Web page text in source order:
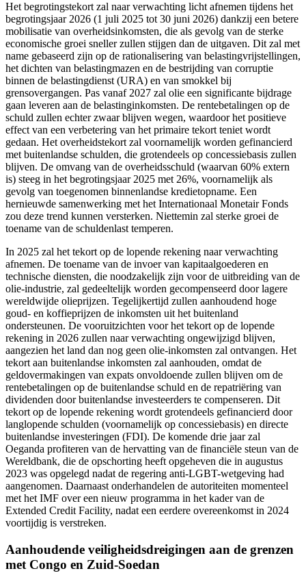
Het begrotingstekort zal naar verwachting licht afnemen tijdens het
begrotingsjaar 2026 (1 juli 2025 tot 30 juni 2026) dankzij een betere
mobilisatie van overheidsinkomsten, die als gevolg van de sterke
economische groei sneller zullen stijgen dan de uitgaven. Dit zal met
name gebaseerd zijn op de rationalisering van belastingvrijstellingen,
het dichten van belastingmazen en de bestrijding van corruptie
binnen de belastingdienst (URA) en van smokkel bij
grensovergangen. Pas vanaf 2027 zal olie een significante bijdrage
gaan leveren aan de belastinginkomsten. De rentebetalingen op de
schuld zullen echter zwaar blijven wegen, waardoor het positieve
effect van een verbetering van het primaire tekort teniet wordt
gedaan. Het overheidstekort zal voornamelijk worden gefinancierd
met buitenlandse schulden, die grotendeels op concessiebasis zullen
blijven. De omvang van de overheidsschuld (waarvan 60% extern
is) steeg in het begrotingsjaar 2025 met 26%, voornamelijk als
gevolg van toegenomen binnenlandse kredietopname. Een
hernieuwde samenwerking met het Internationaal Monetair Fonds
zou deze trend kunnen versterken. Niettemin zal sterke groei de
toename van de schuldenlast temperen.
In 2025 zal het tekort op de lopende rekening naar verwachting
afnemen. De toename van de invoer van kapitaalgoederen en
technische diensten, die noodzakelijk zijn voor de uitbreiding van de
olie-industrie, zal gedeeltelijk worden gecompenseerd door lagere
wereldwijde olieprijzen. Tegelijkertijd zullen aanhoudend hoge
goud- en koffieprijzen de inkomsten uit het buitenland
ondersteunen. De vooruitzichten voor het tekort op de lopende
rekening in 2026 zullen naar verwachting ongewijzigd blijven,
aangezien het land dan nog geen olie-inkomsten zal ontvangen. Het
tekort aan buitenlandse inkomsten zal aanhouden, omdat de
geldovermakingen van expats onvoldoende zullen blijven om de
rentebetalingen op de buitenlandse schuld en de repatriëring van
dividenden door buitenlandse investeerders te compenseren. Dit
tekort op de lopende rekening wordt grotendeels gefinancierd door
langlopende schulden (voornamelijk op concessiebasis) en directe
buitenlandse investeringen (FDI). De komende drie jaar zal
Oeganda profiteren van de hervatting van de financiële steun van de
Wereldbank, die de opschorting heeft opgeheven die in augustus
2023 was opgelegd nadat de regering anti-LGBT-wetgeving had
aangenomen. Daarnaast onderhandelen de autoriteiten momenteel
met het IMF over een nieuw programma in het kader van de
Extended Credit Facility, nadat een eerdere overeenkomst in 2024
voortijdig is verstreken.
Aanhoudende veiligheidsdreigingen aan de grenzen
met Congo en Zuid-Soedan